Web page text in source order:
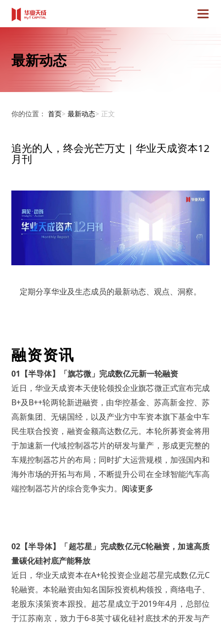
最新动态
你的位置： 首页> 最新动态> 正文
追光的人，终会光芒万丈 | 华业天成资本12
月刊
定期分享华业及生态成员的最新动态、观点、洞察。
融资资讯
01 【半导体】「旗芯微」完成数亿元新一轮融资
近日，华业天成资本天使轮领投企业旗芯微正式宣布完成
B+及B++轮两轮新进融资，由华控基金、苏高新金控、苏
高新集团、无锡国经，以及产业方中车资本旗下基金中车
民生联合投资，融资金额高达数亿元。本轮所募资金将用
于加速新一代域控制器芯片的研发与量产，形成更完整的
车规控制器芯片的布局；同时扩大运营规模，加强国内和
海外市场的开拓与布局，不断提升公司在全球智能汽车高
端控制器芯片的综合竞争实力。 阅读更多
02【半导体】「超芯星」完成数亿元C轮融资，加速高质
量碳化硅衬底产能释放
近日，华业天成资本在A+轮投资企业超芯星完成数亿元C
轮融资。本轮融资由知名国际投资机构领投，商络电子、
老股东渶策资本跟投。超芯星成立于2019年4月，总部位
于江苏南京，致力于6-8英寸碳化硅衬底技术的开发与产